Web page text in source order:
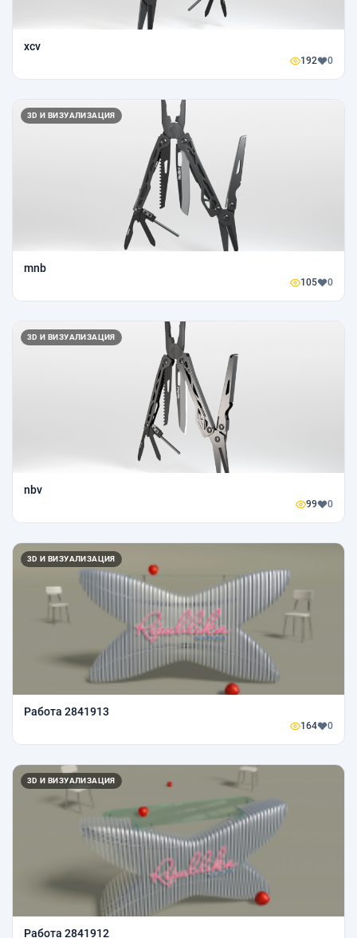
xcv
192 0
3D И ВИЗУАЛИЗАЦИЯ
mnb
105 0
3D И ВИЗУАЛИЗАЦИЯ
nbv
99 0
3D И ВИЗУАЛИЗАЦИЯ
Работа 2841913
164 0
3D И ВИЗУАЛИЗАЦИЯ
Работа 2841912